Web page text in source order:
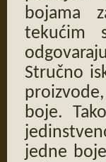
bojama
tekućim
Stručno
boje.
jedne